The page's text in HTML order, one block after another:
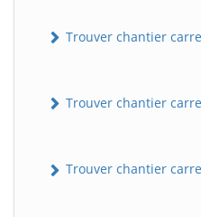
Trouver chantier
Trouver chantier
Trouver chantier